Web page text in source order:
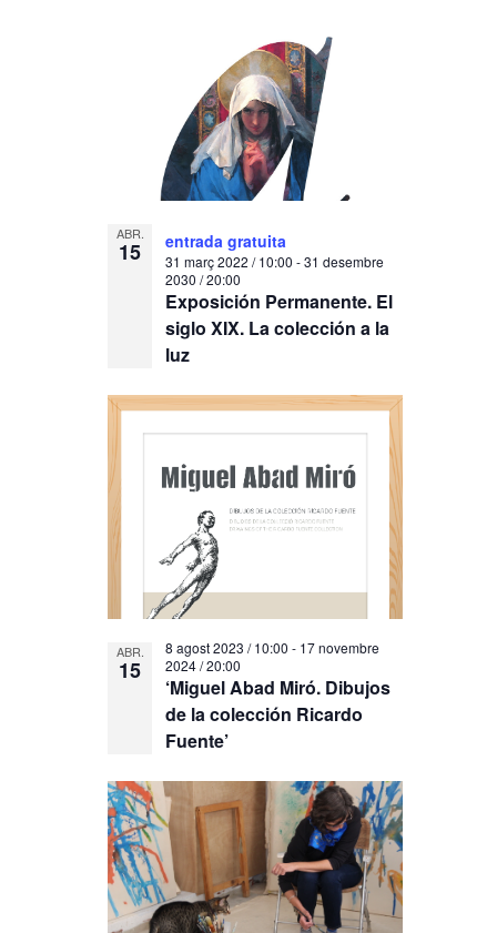
ABR.
15
Exposición Permanente. El
siglo XIX. La colección a la
luz
31 març 2022 / 10:00 -31 desembre
2030 / 20:00
entrada gratuita
ABR.
15
‘Miguel Abad Miró. Dibujos
de la colección Ricardo
Fuente’
8 agost 2023 / 10:00 - 17 novembre
2024 / 20:00